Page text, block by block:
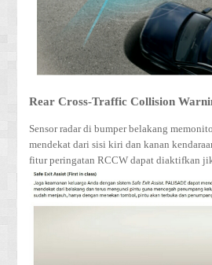
Rear Cross-Traffic Collision
Sensor radar di bumper belakang
mendekat dari sisi kiri dan kanan
fitur peringatan RCCW dapat diaktifkan